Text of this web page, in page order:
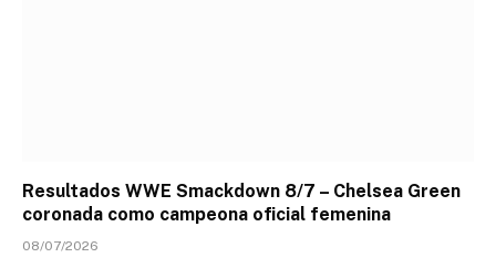
Resultados WWE Smackdown 8/7 – Chelsea Green
coronada como campeona oficial femenina
08/07/2026